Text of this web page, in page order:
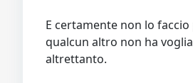
E certamente non lo
qualcun altro non ha
altrettanto.